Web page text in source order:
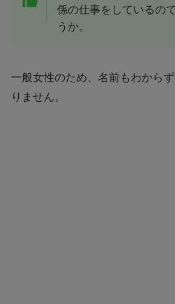
係の仕事をしているの
うか。
一般女性のため、名前もわから
りません。